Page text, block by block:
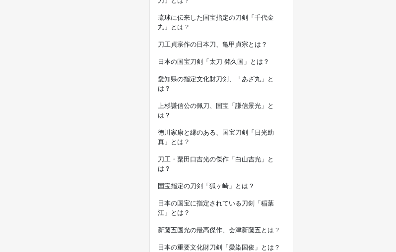
琉球に伝来した国宝指定の刀剣「千代金
丸」とは？
刀工貞宗作の日本刀、亀甲貞宗とは？
日本の国宝刀剣「太刀 銘久国」とは？
愛知県の指定文化財刀剣、「あざ丸」と
は？
上杉謙信公の佩刀、国宝「謙信景光」と
は？
徳川家康と縁のある、国宝刀剣「日光助
真」とは？
刀工・粟田口吉光の傑作「白山吉光」と
は？
国宝指定の刀剣「狐ヶ崎」とは？
日本の国宝に指定されている刀剣「稲葉
江」とは？
新藤五国光の最高傑作、会津新藤五とは？
日本の重要文化財刀剣「愛染国俊」とは？